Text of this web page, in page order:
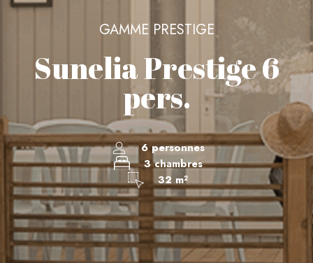
GAMME PRESTIGE
Sunelia Prestige 6
pers.
6 personnes
3 chambres
32 m²